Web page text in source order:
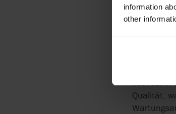
information
other
Mit
Qualität,